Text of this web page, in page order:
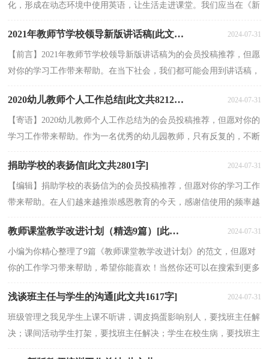
化，形成在动态环境中使用英语，让生活走进课堂。我们应当在《新
2021年教师节学校领导新版讲话稿[此文共6377字] 2024-07-31
【前言】2021年教师节学校领导新版讲话稿为的会员投稿推荐，但愿
对你的学习工作带来帮助。在当下社会，我们都可能会用到讲话稿，
2020幼儿教师个人工作总结[此文共8212字] 2024-07-31
【寄语】2020幼儿教师个人工作总结为的会员投稿推荐，但愿对你的
学习工作带来帮助。作为一名优秀的幼儿园教师，只有反复的，不断
捐助学校的表扬信[此文共2801字] 2024-07-31
【编辑】捐助学校的表扬信为的会员投稿推荐，但愿对你的学习工作
带来帮助。在人们越来越推崇感恩教育的今天，感谢信使用的频率越
教师课堂教学改进计划（精选9篇）[此文共8212字] 2024-07-31
小编为你精心整理了9篇《教师课堂教学改进计划》的范文，但愿对
你的工作学习带来帮助，希望你能喜欢！当然你还可以在搜索到更多
浅谈班主任与学生的沟通[此文共1617字] 2024-07-31
班级管理之我见学生上课不听讲，调皮捣蛋影响别人，要找班主任解
决；课间活动学生打架，要找班主任解决；学生在校生病，要找班主